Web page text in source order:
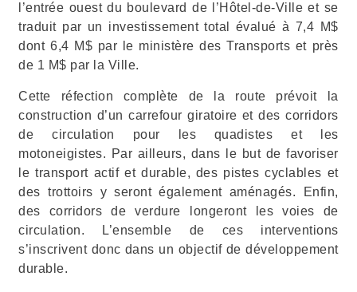
l’entrée ouest du boulevard de l’Hôtel-de-Ville et se
traduit par un investissement total évalué à 7,4 M$
dont 6,4 M$ par le ministère des Transports et près
de 1 M$ par la Ville.
Cette réfection complète de la route prévoit la
construction d’un carrefour giratoire et des corridors
de circulation pour les quadistes et les
motoneigistes. Par ailleurs, dans le but de favoriser
le transport actif et durable, des pistes cyclables et
des trottoirs y seront également aménagés. Enfin,
des corridors de verdure longeront les voies de
circulation. L’ensemble de ces interventions
s’inscrivent donc dans un objectif de développement
durable.